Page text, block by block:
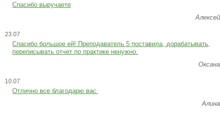
Спасибо выручаете
Алексей
23.07
Cпасибо большое ей! Преподаватель 5 поставила, дорабатывать,
переписывать отчет по практике ненужно.
Оксана
10.07
Отлично все благодарю вас
Алина